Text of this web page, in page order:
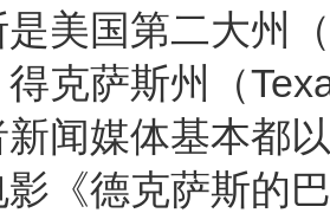
美国第二大州
克萨斯州（
闻媒体基本都
《德克萨斯的